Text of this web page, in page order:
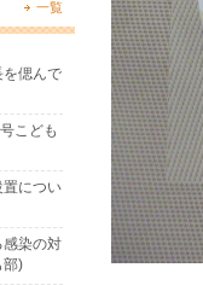
一覧
を偲んで
こども
置につい
感染の対
部)